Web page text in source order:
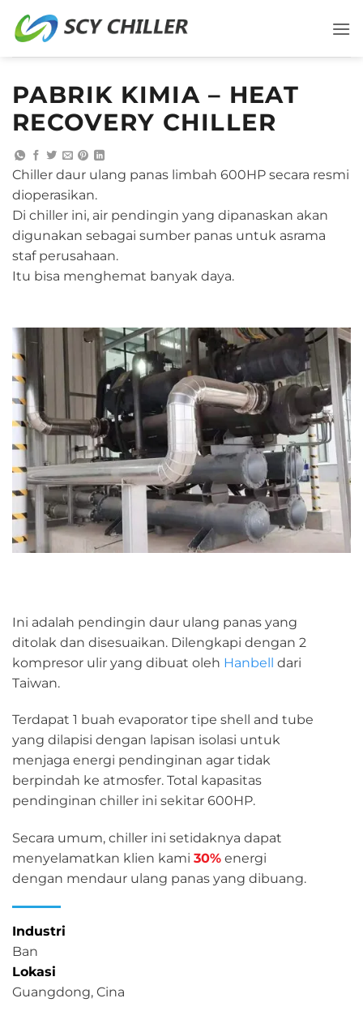
ke
PABRIK KIMIA – HEAT
RECOVERY CHILLER
Chiller daur ulang panas limbah 600HP secara resmi
dioperasikan.
Di chiller ini, air pendingin yang dipanaskan akan
digunakan sebagai sumber panas untuk asrama
staf perusahaan.
Itu bisa menghemat banyak daya.
Ini adalah pendingin daur ulang panas yang
ditolak dan disesuaikan. Dilengkapi dengan 2
kompresor ulir yang dibuat oleh Hanbell dari
Taiwan.
Terdapat 1 buah evaporator tipe shell and tube
yang dilapisi dengan lapisan isolasi untuk
menjaga energi pendinginan agar tidak
berpindah ke atmosfer. Total kapasitas
pendinginan chiller ini sekitar 600HP.
Secara umum, chiller ini setidaknya dapat
menyelamatkan klien kami 30% energi
dengan mendaur ulang panas yang dibuang.
Industri
Ban
Lokasi
Guangdong, Cina